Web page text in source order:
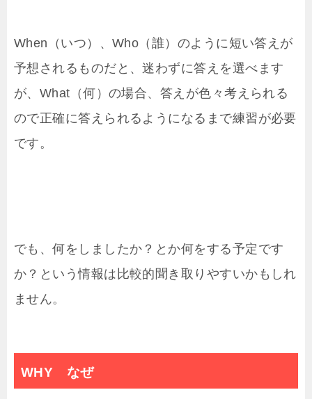
When（いつ）、Who（誰）のように短い答えが
予想されるものだと、迷わずに答えを選べます
が、What（何）の場合、答えが色々考えられる
ので正確に答えられるようになるまで練習が必要
です。
でも、何をしましたか？とか何をする予定です
か？という情報は比較的聞き取りやすいかもしれ
ません。
WHY なぜ